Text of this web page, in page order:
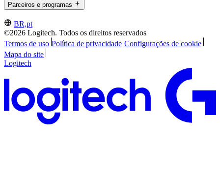
Parceiros e programas
BR,pt
©2026 Logitech. Todos os direitos reservados
Termos de uso Política de privacidade Configurações de cookie
Mapa do site
Logitech